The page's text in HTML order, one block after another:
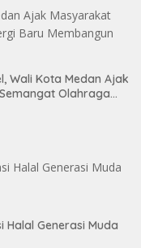
Wali Kota Medan Ajak
Olahraga
Generasi Muda